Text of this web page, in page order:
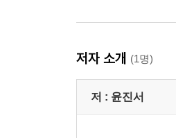
저자 소개 (1명)
저 : 윤진서